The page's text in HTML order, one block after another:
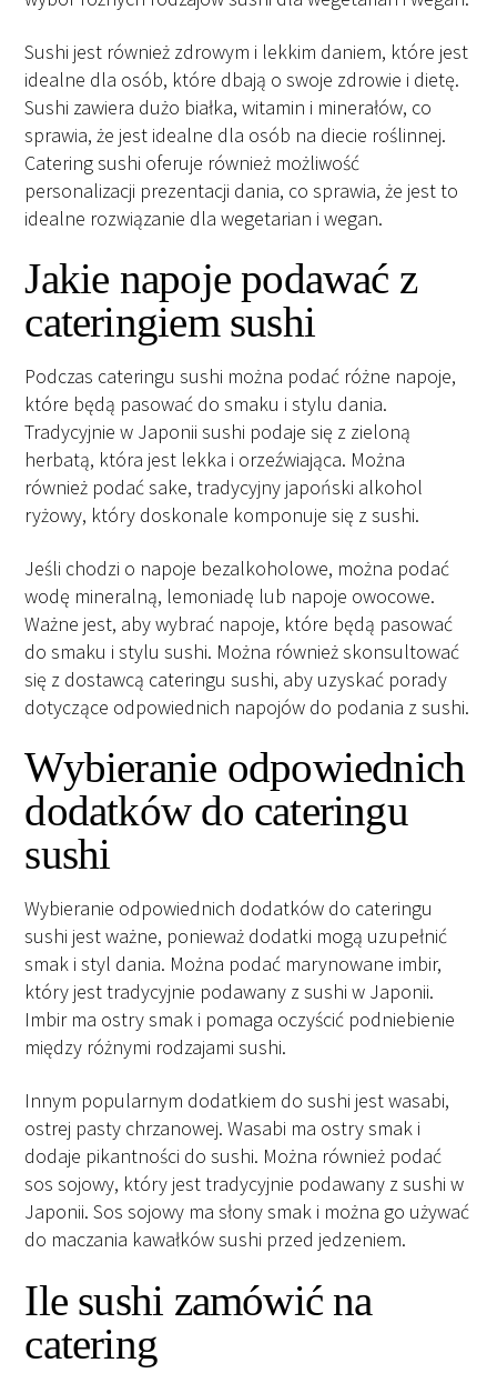
Sushi jest również zdrowym i lekkim daniem, które jest
idealne dla osób, które dbają o swoje zdrowie i dietę.
Sushi zawiera dużo białka, witamin i minerałów, co
sprawia, że ​​jest idealne dla osób na diecie roślinnej.
Catering sushi oferuje również możliwość
personalizacji prezentacji dania, co sprawia, że ​​jest to
idealne rozwiązanie dla wegetarian i wegan.
Jakie napoje podawać z
cateringiem sushi
Podczas cateringu sushi można podać różne napoje,
które będą pasować do smaku i stylu dania.
Tradycyjnie w Japonii sushi podaje się z zieloną
herbatą, która jest lekka i orzeźwiająca. Można
również podać sake, tradycyjny japoński alkohol
ryżowy, który doskonale komponuje się z sushi.
Jeśli chodzi o napoje bezalkoholowe, można podać
wodę mineralną, lemoniadę lub napoje owocowe.
Ważne jest, aby wybrać napoje, które będą pasować
do smaku i stylu sushi. Można również skonsultować
się z dostawcą cateringu sushi, aby uzyskać porady
dotyczące odpowiednich napojów do podania z sushi.
Wybieranie odpowiednich
dodatków do cateringu
sushi
Wybieranie odpowiednich dodatków do cateringu
sushi jest ważne, ponieważ dodatki mogą uzupełnić
smak i styl dania. Można podać marynowane imbir,
który jest tradycyjnie podawany z sushi w Japonii.
Imbir ma ostry smak i pomaga oczyścić podniebienie
między różnymi rodzajami sushi.
Innym popularnym dodatkiem do sushi jest wasabi,
ostrej pasty chrzanowej. Wasabi ma ostry smak i
dodaje pikantności do sushi. Można również podać
sos sojowy, który jest tradycyjnie podawany z sushi w
Japonii. Sos sojowy ma słony smak i można go używać
do maczania kawałków sushi przed jedzeniem.
Ile sushi zamówić na
catering